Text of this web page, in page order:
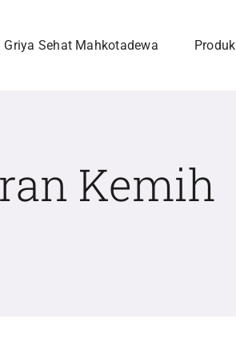
Griya Sehat Mahkotadewa Produk
Kemih